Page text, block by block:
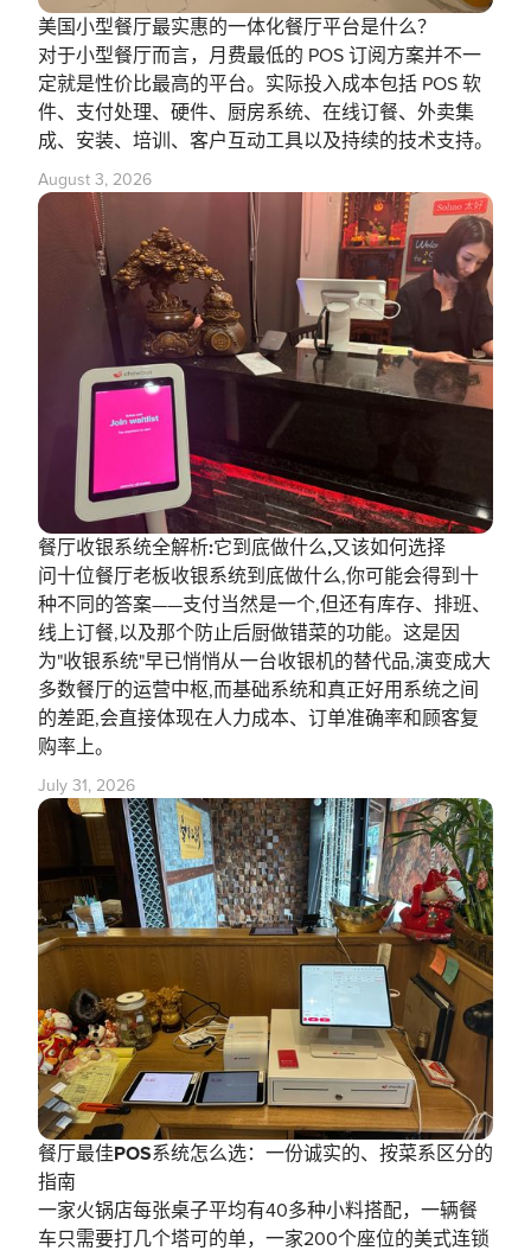
美国小型餐厅最实惠的一体化餐厅平台是什么？
对于小型餐厅而言，月费最低的 POS 订阅方案并不一
定就是性价比最高的平台。实际投入成本包括 POS 软
件、支付处理、硬件、厨房系统、在线订餐、外卖集
成、安装、培训、客户互动工具以及持续的技术支持。
August 3, 2026
餐厅收银系统全解析:它到底做什么,又该如何选择
问十位餐厅老板收银系统到底做什么,你可能会得到十
种不同的答案——支付当然是一个,但还有库存、排班、
线上订餐,以及那个防止后厨做错菜的功能。这是因
为"收银系统"早已悄悄从一台收银机的替代品,演变成大
多数餐厅的运营中枢,而基础系统和真正好用系统之间
的差距,会直接体现在人力成本、订单准确率和顾客复
购率上。
July 31, 2026
餐厅最佳POS系统怎么选：一份诚实的、按菜系区分的
指南
一家火锅店每张桌子平均有40多种小料搭配，一辆餐
车只需要打几个塔可的单，一家200个座位的美式连锁